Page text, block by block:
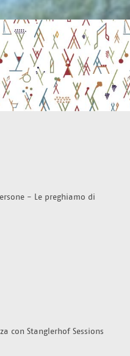
- Le preghiamo di
con Stanglerhof Sessions